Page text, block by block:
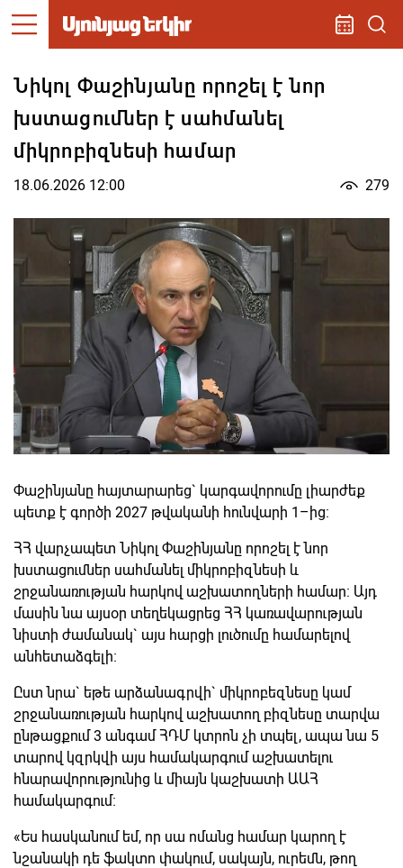
Նիկոլ Փաշինյանը որոշել է նոր
խստացումներ է սահմանել
միկրոբիզնեսի համար
18.06.2026 12:00 279
Փաշինյանը հայտարարեց` կարգավորումը լիարժեք
պետք է գործի 2027 թվականի հունվարի 1–ից։
ՀՀ վարչապետ Նիկոլ Փաշինյանը որոշել է նոր
խստացումներ սահմանել միկրոբիզնեսի և
շրջանառության հարկով աշխատողների համար։ Այդ
մասին նա այսօր տեղեկացրեց ՀՀ կառավարության
նիստի ժամանակ` այս հարցի լուծումը համարելով
անհետաձգելի։
Ըստ նրա` եթե արձանագրվի` միկրոբեզնեսը կամ
շրջանառության հարկով աշխատող բիզնեսը տարվա
ընթացքում 3 անգամ ՀԴՄ կտրոն չի տպել, ապա նա 5
տարով կզրկվի այս համակարգում աշխատելու
հնարավորությունից և միայն կաշխատի ԱԱՀ
համակարգում։
«Ես հասկանում եմ, որ սա ոմանց համար կարող է
նշանակի դե ֆակտո փակում, սակայն, ուրեմն, թող